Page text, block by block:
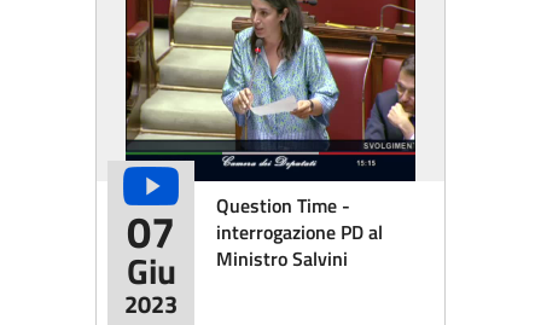
Question Time -
interrogazione PD al
Ministro Salvini
07
Giu
2023